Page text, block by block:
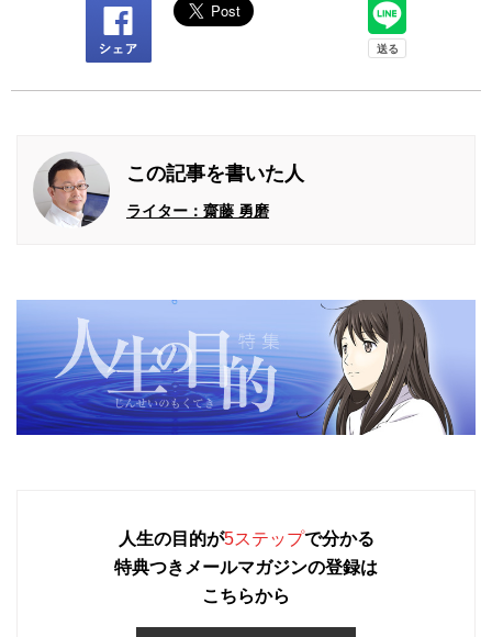
この記事を書いた人
ライター：齋藤 勇磨
人生の目的が5ステップで分かる
特典つきメールマガジンの登録は
こちらから